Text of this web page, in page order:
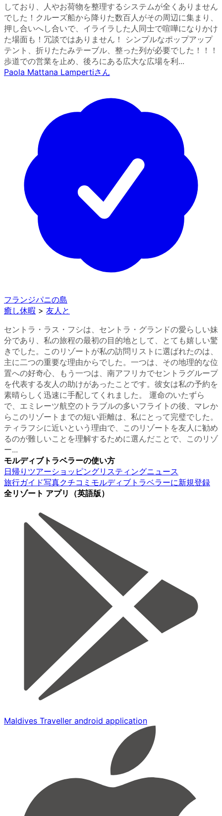
しており、人やお荷物を整理するシステムが全くありません
でした！クルーズ船から降りた数百人がその周辺に集まり、
押し合いへし合いで、イライラした人同士で喧嘩になりかけ
た場面も！冗談ではありません！ シンプルなポップアップ
テント、折りたたみテーブル、整った列が必要でした！！！
歩道での営業を止め、後ろにある広大な広場を利...
Paola Mattana Lampertiさん
フランジパニの島
癒し休暇 > 友人と
セントラ・ラス・フシは、セントラ・グランドの愛らしい妹
分であり、私の旅程の最初の目的地として、とても嬉しい驚
きでした。このリゾートが私の訪問リストに選ばれたのは、
主に二つの重要な理由からでした。一つは、その地理的な位
置への好奇心、もう一つは、南アフリカでセントラグループ
を代表する友人の助けがあったことです。彼女は私の予約を
素晴らしく迅速に手配してくれました。 運命のいたずら
で、エミレーツ航空のトラブルの多いフライトの後、マレか
らこのリゾートまでの短い距離は、私にとって完璧でした。
ティラフシに近いという理由で、このリゾートを友人に勧め
るのが難しいことを理解するために選んだことで、このリゾ
ー...
モルディブトラベラーの使い方
日帰りツアーショッピングリスティングニュース
旅行ガイド写真クチコミ モルディブトラベラーに新規登録
全リゾート アプリ（英語版）
Maldives Traveller android application